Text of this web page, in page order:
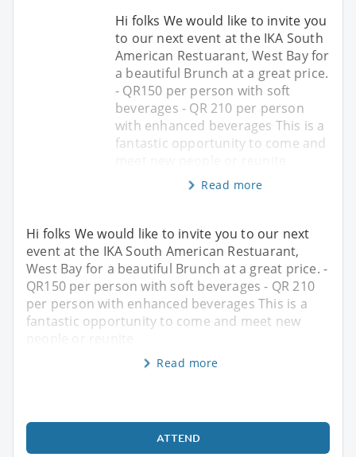
Hi folks We would like to invite you
to our next event at the IKA South
American Restuarant, West Bay for
a beautiful Brunch at a great price.
- QR150 per person with soft
beverages - QR 210 per person
with enhanced beverages This is a
fantastic opportunity to come and
Read more
Hi folks We would like to invite you to our next
event at the IKA South American Restuarant,
West Bay for a beautiful Brunch at a great price. -
QR150 per person with soft beverages - QR 210
per person with enhanced beverages This is a
fantastic opportunity to come and meet new
Read more
ATTEND